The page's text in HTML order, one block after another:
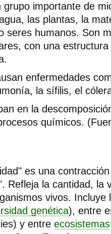
grupo importante de
las plantas, la
seres humanos. Son
con una estructura
enfermedades
la sífilis, el
en la
químicos.
es una
Refleja la cantidad, la
vivos. Incluye
genética), entre
y entre ecosistemas